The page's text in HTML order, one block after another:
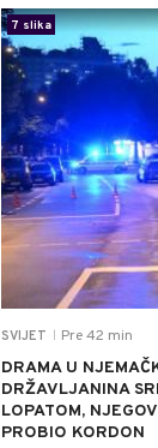
SVIJET Pre 42 min
DRAMA U
DRŽAVLJANINA
LOPATOM,
PROBIO KORDON
7 slika